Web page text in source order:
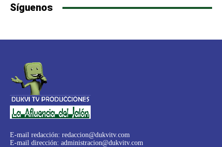
Síguenos
E-mail redacción: redaccion@dukvitv.com
E-mail dirección: administracion@dukvitv.com